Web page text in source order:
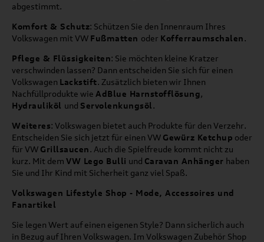
abgestimmt.
Komfort & Schutz: Schützen Sie den Innenraum Ihres
Volkswagen mit VW Fußmatten oder Kofferraumschalen.
Pflege & Flüssigkeiten: Sie möchten kleine Kratzer
verschwinden lassen? Dann entscheiden Sie sich für einen
Volkswagen Lackstift. Zusätzlich bieten wir Ihnen
Nachfüllprodukte wie AdBlue Harnstofflösung,
Hydrauliköl und Servolenkungsöl.
Weiteres: Volkswagen bietet auch Produkte für den Verzehr.
Entscheiden Sie sich jetzt für einen VW Gewürz Ketchup oder
für VW Grillsaucen. Auch die Spielfreude kommt nicht zu
kurz. Mit dem VW Lego Bulli und Caravan Anhänger haben
Sie und Ihr Kind mit Sicherheit ganz viel Spaß.
Volkswagen Lifestyle Shop - Mode, Accessoires und
Fanartikel
Sie legen Wert auf einen eigenen Style? Dann sicherlich auch
in Bezug auf Ihren Volkswagen. Im Volkswagen Zubehör Shop